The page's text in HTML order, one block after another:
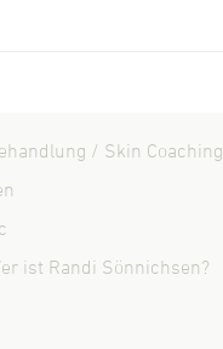
/ Skin Coaching
ist Randi Sönnichsen?